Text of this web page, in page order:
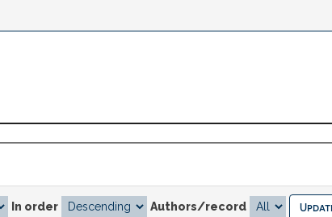
In order Authors/record